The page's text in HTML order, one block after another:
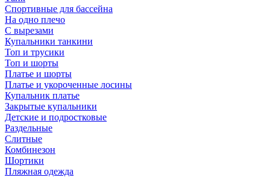
Спортивные для бассейна
На одно плечо
С вырезами
Купальники танкини
Топ и трусики
Топ и шорты
Платье и шорты
Платье и укороченные лосины
Купальник платье
Закрытые купальники
Детские и подростковые
Раздельные
Слитные
Комбинезон
Шортики
Пляжная одежда